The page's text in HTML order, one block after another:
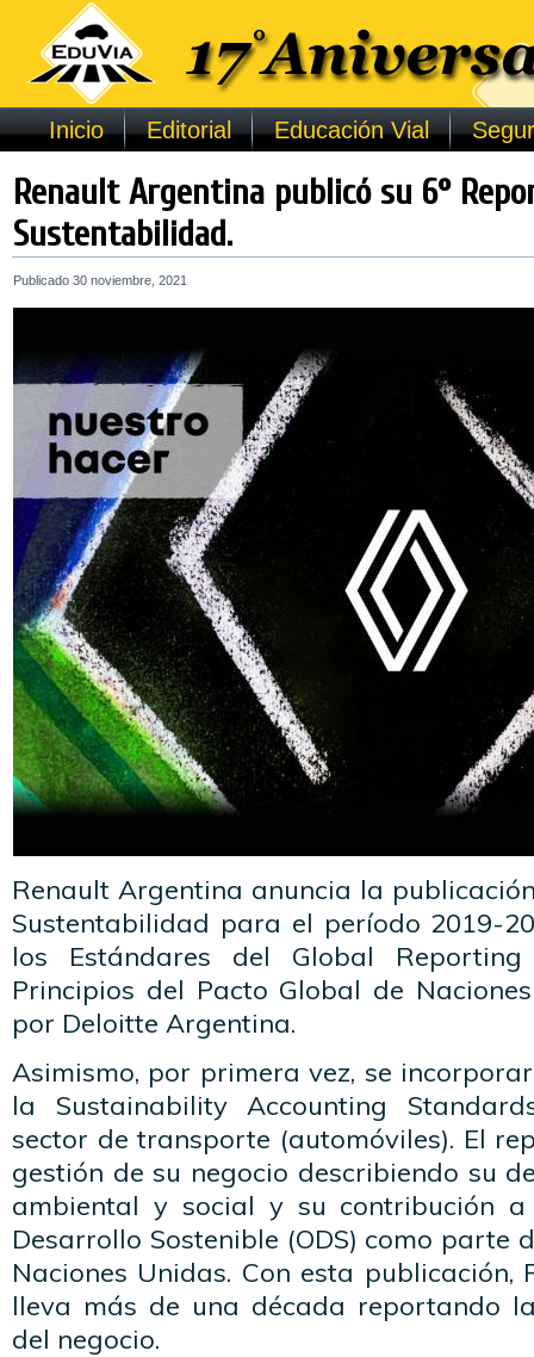
Inicio Editorial Educación Vial
Renault Argentina publicó su 6°
Sustentabilidad.
Publicado 30 noviembre, 2021
Renault Argentina anuncia la
Sustentabilidad para el período 2019-
los Estándares del Global
Principios del Pacto Global de
por Deloitte Argentina.
Asimismo, por primera vez, se
la Sustainability Accounting
sector de transporte (automóviles). El
gestión de su negocio describiendo su
ambiental y social y su contribución
Desarrollo Sostenible (ODS) como parte
Naciones Unidas. Con esta publicación,
lleva más de una década reportando
del negocio.